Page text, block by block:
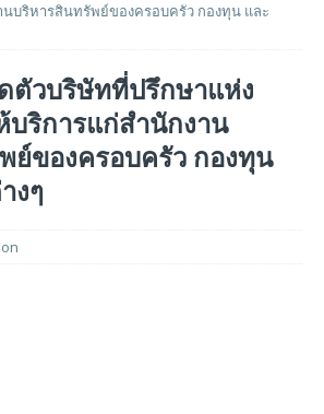
นบริหารสินทรัพย์ของครอบครัว กองทุน และ
ดตัวบริษัทที่ปรึกษาแห่ง
บริการแก่สำนักงาน
ย์ของครอบครัว กองทุน
งๆ